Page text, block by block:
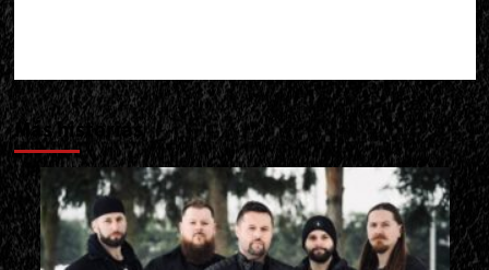
Más historias